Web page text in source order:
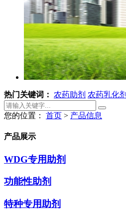
热门关键词： 农药助剂 农药乳化剂
您的位置： 首页 > 产品信息
产品展示
WDG专用助剂
功能性助剂
特种专用助剂